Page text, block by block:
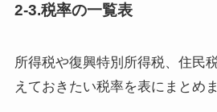
2-3.税率の一覧表
所得税や復興特別所得税、住民
えておきたい税率を表にまとめま